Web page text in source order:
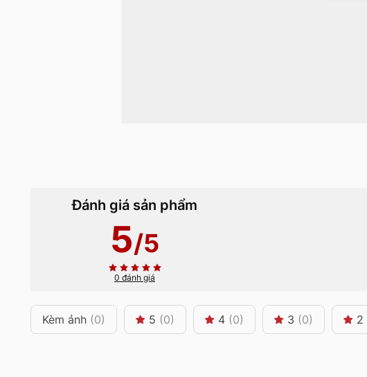
Đánh giá sản phẩm
5/5
0 đánh giá
Kèm ảnh (0) 5 (0) 4 (0) 3 (0) 2